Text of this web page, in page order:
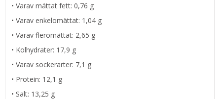
• Varav mättat fett: 0,76 g
• Varav enkelomättat: 1,04 g
• Varav fleromättat: 2,65 g
• Kolhydrater: 17,9 g
• Varav sockerarter: 7,1 g
• Protein: 12,1 g
• Salt: 13,25 g